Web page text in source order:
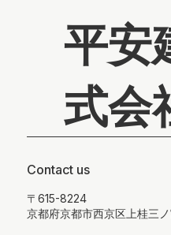
平安
式会
Contact us
〒615-8224
京都府京都市西京区上桂三